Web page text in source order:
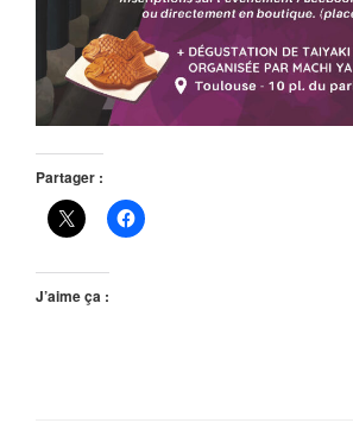
Partager :
J’aime ça :